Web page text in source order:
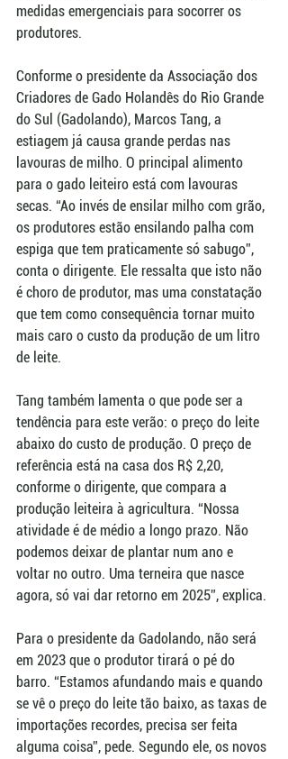
medidas emergenciais para socorrer os
produtores.
Conforme o presidente da Associação dos
Criadores de Gado Holandês do Rio Grande
do Sul (Gadolando), Marcos Tang, a
estiagem já causa grande perdas nas
lavouras de milho. O principal alimento
para o gado leiteiro está com lavouras
secas. “Ao invés de ensilar milho com grão,
os produtores estão ensilando palha com
espiga que tem praticamente só sabugo”,
conta o dirigente. Ele ressalta que isto não
é choro de produtor, mas uma constatação
que tem como consequência tornar muito
mais caro o custo da produção de um litro
de leite.
Tang também lamenta o que pode ser a
tendência para este verão: o preço do leite
abaixo do custo de produção. O preço de
referência está na casa dos R$ 2,20,
conforme o dirigente, que compara a
produção leiteira à agricultura. “Nossa
atividade é de médio a longo prazo. Não
podemos deixar de plantar num ano e
voltar no outro. Uma terneira que nasce
agora, só vai dar retorno em 2025”, explica.
Para o presidente da Gadolando, não será
em 2023 que o produtor tirará o pé do
barro. “Estamos afundando mais e quando
se vê o preço do leite tão baixo, as taxas de
importações recordes, precisa ser feita
alguma coisa”, pede. Segundo ele, os novos